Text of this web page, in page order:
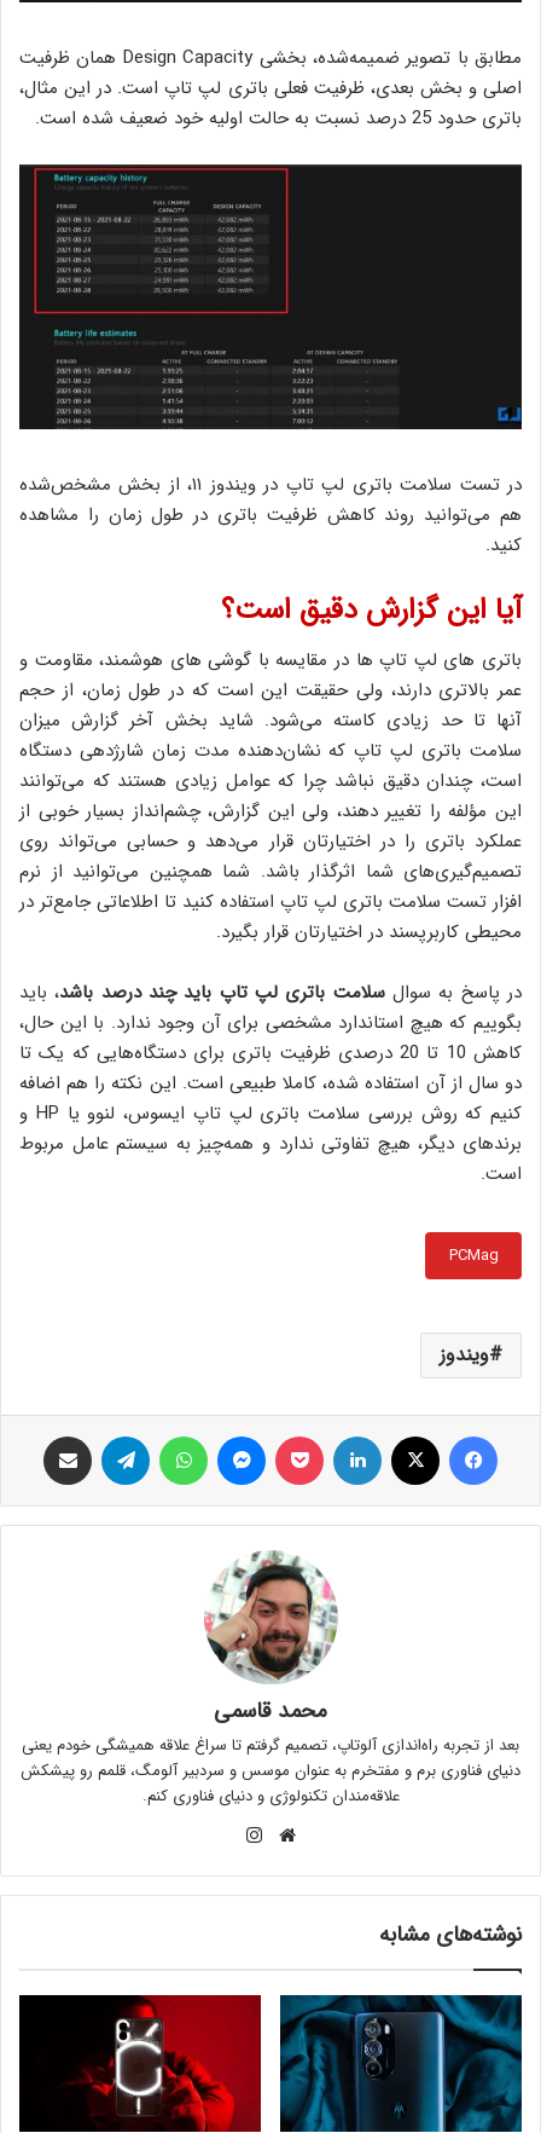
مطابق با تصویر ضمیمه‌شده، بخشی Design Capacity همان ظرفیت
اصلی و بخش بعدی، ظرفیت فعلی باتری لپ تاپ است. در این مثال،
باتری حدود 25 درصد نسبت به حالت اولیه خود ضعیف شده است.
در تست سلامت باتری لپ تاپ در ویندوز ۱۱، از بخش مشخص‌شده
هم می‌توانید روند کاهش ظرفیت باتری در طول زمان را مشاهده
کنید.
آیا این گزارش دقیق است؟
باتری های لپ تاپ ها در مقایسه با گوشی های هوشمند، مقاومت و
عمر بالاتری دارند، ولی حقیقت این است که در طول زمان، از حجم
آنها تا حد زیادی کاسته می‌شود. شاید بخش آخر گزارش میزان
سلامت باتری لپ تاپ که نشان‌دهنده مدت زمان شارژدهی دستگاه
است، چندان دقیق نباشد چرا که عوامل زیادی هستند که می‌توانند
این مؤلفه را تغییر دهند، ولی این گزارش، چشم‌انداز بسیار خوبی از
عملکرد باتری را در اختیارتان قرار می‌دهد و حسابی می‌تواند روی
تصمیم‌گیری‌های شما اثرگذار باشد. شما همچنین می‌توانید از نرم
افزار تست سلامت باتری لپ تاپ استفاده کنید تا اطلاعاتی جامع‌تر در
محیطی کاربرپسند در اختیارتان قرار بگیرد.
در پاسخ به سوالسلامت باتری لپ تاپ باید چند درصد باشد، باید
بگوییم که هیچ استاندارد مشخصی برای آن وجود ندارد. با این حال،
کاهش 10 تا 20 درصدی ظرفیت باتری برای دستگاه‌هایی که یک تا
دو سال از آن استفاده شده، کاملا طبیعی است. این نکته را هم اضافه
کنیم که روش بررسی سلامت باتری لپ تاپ ایسوس، لنوو یا HP و
برندهای دیگر، هیچ تفاوتی ندارد و همه‌چیز به سیستم عامل مربوط
است.
PCMag
ویندوز
محمد قاسمی
بعد از تجربه راه‌اندازی آلوتاپ، تصمیم گرفتم تا سراغ علاقه همیشگی خودم یعنی
دنیای فناوری برم و مفتخرم به عنوان موسس و سردبیر آلومگ، قلمم رو پیشکش
علاقه‌مندان تکنولوژی و دنیای فناوری کنم.
وبس
ت گرام
نوشته‌های مشابه